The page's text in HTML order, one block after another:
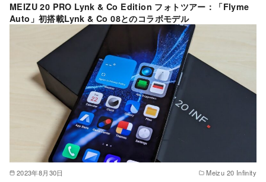
MEIZU 20 PRO Lynk & Co Edition フォトツアー：「Flyme
Auto」初搭載Lynk & Co 08とのコラボモデル
2023年8月30日 Meizu 20 Infinity